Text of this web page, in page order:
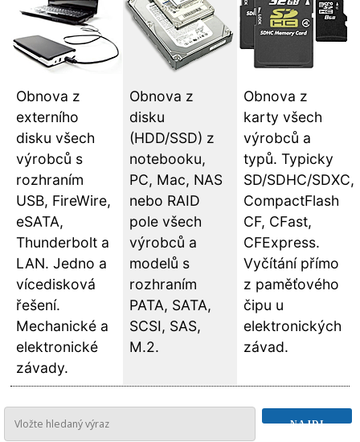
Obnova z
externího
disku všech
výrobců s
rozhraním
USB, FireWire,
eSATA,
Thunderbolt a
LAN. Jedno a
vícedisková
řešení.
Mechanické a
elektronické
závady.
Obnova z
disku
(HDD/SSD) z
notebooku,
PC, Mac, NAS
nebo RAID
pole všech
výrobců a
modelů s
rozhraním
PATA, SATA,
SCSI, SAS,
M.2.
Obnova z
karty všech
výrobců a
typů. Typicky
SD/SDHC/SDXC,
CompactFlash
CF, CFast,
CFExpress.
Vyčítání přímo
z paměťového
čipu u
elektronických
závad.